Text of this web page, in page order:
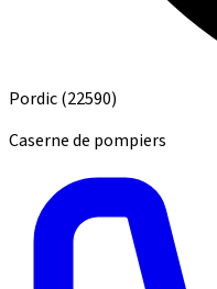
Pordic(22590)
Caserne de pompiers